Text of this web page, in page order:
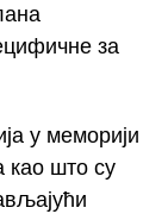
за
у меморији
што су